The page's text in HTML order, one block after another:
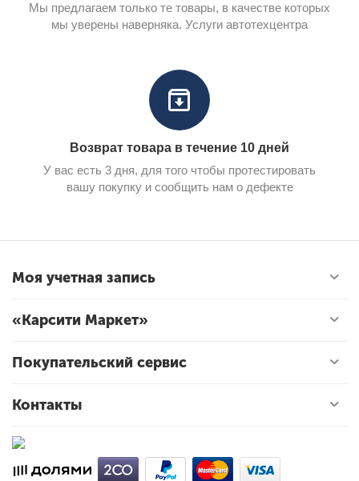
Мы предлагаем только те товары, в качестве которых
мы уверены наверняка. Услуги автотехцентра
Возврат товара в течение 10 дней
У вас есть 3 дня, для того чтобы протестировать
вашу покупку и сообщить нам о дефекте
Моя учетная запись
«Карсити Маркет»
Покупательский сервис
Контакты